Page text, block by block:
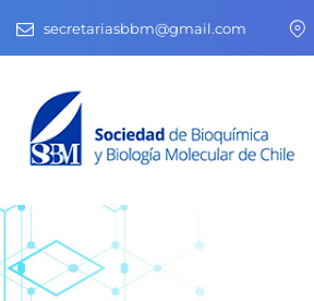
secretariasbbm@gmail.com